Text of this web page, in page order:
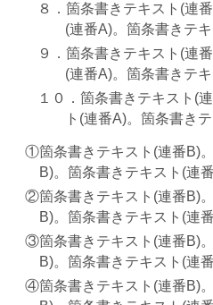
箇条書きテキスト(連
(連番A)。箇条書きテキ
箇条書きテキスト(連
(連番A)。箇条書きテキ
箇条書きテキスト(
ト(連番A)。箇条書き
箇条書きテキスト(連番B)
B)。箇条書きテキスト(連番
箇条書きテキスト(連番B)
B)。箇条書きテキスト(連番
箇条書きテキスト(連番B)
B)。箇条書きテキスト(連番
箇条書きテキスト(連番B)